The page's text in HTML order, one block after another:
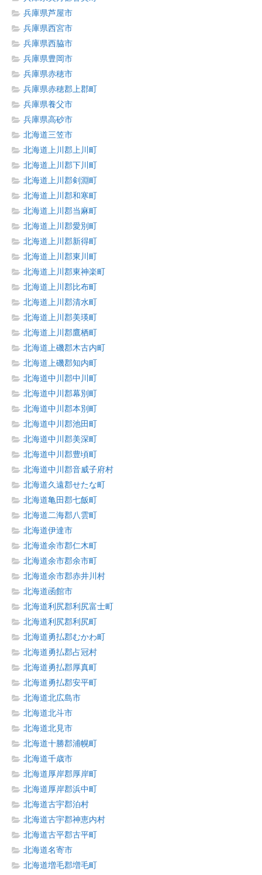
兵庫県芦屋市
兵庫県西宮市
兵庫県西脇市
兵庫県豊岡市
兵庫県赤穂市
兵庫県赤穂郡上郡町
兵庫県養父市
兵庫県高砂市
北海道三笠市
北海道上川郡上川町
北海道上川郡下川町
北海道上川郡剣淵町
北海道上川郡和寒町
北海道上川郡当麻町
北海道上川郡愛別町
北海道上川郡新得町
北海道上川郡東川町
北海道上川郡東神楽町
北海道上川郡比布町
北海道上川郡清水町
北海道上川郡美瑛町
北海道上川郡鷹栖町
北海道上磯郡木古内町
北海道上磯郡知内町
北海道中川郡中川町
北海道中川郡幕別町
北海道中川郡本別町
北海道中川郡池田町
北海道中川郡美深町
北海道中川郡豊頃町
北海道中川郡音威子府村
北海道久遠郡せたな町
北海道亀田郡七飯町
北海道二海郡八雲町
北海道伊達市
北海道余市郡仁木町
北海道余市郡余市町
北海道余市郡赤井川村
北海道函館市
北海道利尻郡利尻富士町
北海道利尻郡利尻町
北海道勇払郡むかわ町
北海道勇払郡占冠村
北海道勇払郡厚真町
北海道勇払郡安平町
北海道北広島市
北海道北斗市
北海道北見市
北海道十勝郡浦幌町
北海道千歳市
北海道厚岸郡厚岸町
北海道厚岸郡浜中町
北海道古宇郡泊村
北海道古宇郡神恵内村
北海道古平郡古平町
北海道名寄市
北海道増毛郡増毛町